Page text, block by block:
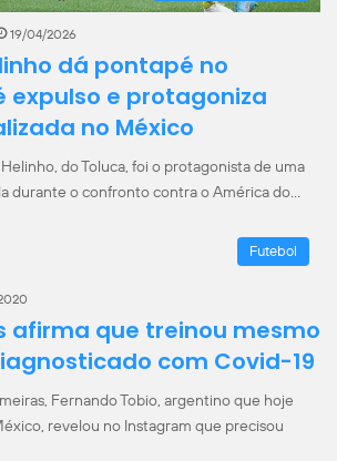
19/04/2026
dá pontapé no
expulso e protagoniza
no México
do Toluca, foi o protagonista de uma
durante o confronto contra o América do…
Futebol
afirma que treinou mesmo
com Covid-19
Fernando Tobio, argentino que hoje
revelou no Instagram que precisou